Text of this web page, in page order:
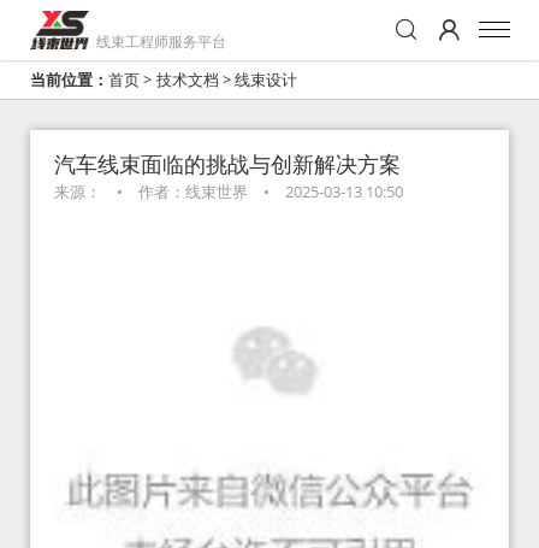
线束工程师服务平台
当前位置： 首页> 技术文档 >线束设计
汽车线束面临的挑战与创新解决方案
来源： • 作者：线束世界 • 2025-03-13 10:50